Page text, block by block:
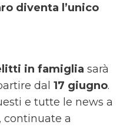
diventa l’unico
in famiglia sarà
dal 17 giugno.
e tutte le news a
continuate a